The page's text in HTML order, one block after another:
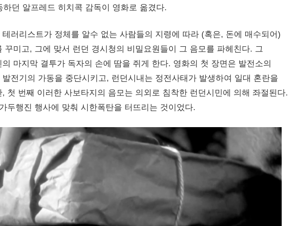
하던 알프레드 히치콕 감독이 영화로 옮겼다.
러리스트가 정체를 알수 없는 사람들의 지령에 따라 (혹은, 돈에 매수되어)
꾸미고, 그에 맞서 런던 경시청의 비밀요원들이 그 음모를 파헤친다. 그
마지막 결투가 독자의 손에 땀을 쥐게 한다. 영화의 첫 장면은 발전소의
전기의 가동을 중단시키고, 런던시내는 정전사태가 발생하여 일대 혼란을
첫 번째 이러한 사보타지의 음모는 의외로 침착한 런던시민에 의해 좌절된다.
두행진 행사에 맞춰 시한폭탄을 터뜨리는 것이었다.